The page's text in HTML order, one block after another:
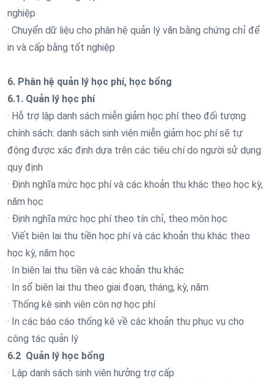
nghiệp
· Chuyển dữ liệu cho phân hệ quản lý văn bằng chứng chỉ để
in và cấp bằng tốt nghiệp
6. Phân hệ quản lý học phí, học bổng
6.1. Quản lý học phí
· Hỗ trợ lập danh sách miễn giảm học phí theo đối tượng
chính sách: danh sách sinh viên miễn giảm học phí sẽ tự
động được xác định dựa trên các tiêu chí do người sử dụng
quy định
· Định nghĩa mức học phí và các khoản thu khác theo học kỳ,
năm học
· Định nghĩa mức học phí theo tín chỉ, theo môn học
· Viết biên lai thu tiền học phí và các khoản thu khác theo
học kỳ, năm học
· In biên lai thu tiền và các khoản thu khác
· In sổ biên lai thu theo giai đoạn, tháng, kỳ, năm
· Thống kê sinh viên còn nợ học phí
· In các báo cáo thống kê về các khoản thu phục vụ cho
công tác quản lý
6.2 Quản lý học bổng
· Lập danh sách sinh viên hưởng trợ cấp